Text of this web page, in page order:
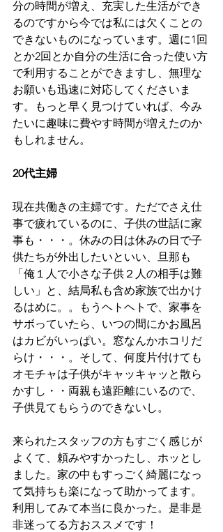
分の時間が増え、充実した生活ができ
るのですから今では私には欠くことの
できないものになっています。週に1回
とか2回とか自分の生活に合った使い方
で利用することができますし、無理な
お願いも迅速に対応してくださいま
す。もっと早く見つけていれば、今み
たいに趣味に費やす時間が増えたのか
もしれません。
20代主婦
現在共働きの主婦です。ただでさえ仕
事で疲れているのに、子供の世話に家
事も・・・。休みの日は休みの日で子
供たちが外出したいといい、旦那も
「俺１人で小さな子供２人の相手は難
しい」と、結局私も含め家族で出かけ
るはめに。。もうヘトヘトで、家事を
サボっていたら、いつの間にかお風呂
はカビがいっぱい。窓なんかホコリだ
らけ・・・。そして、何度片付けても
オモチャは子供がキャッキャッと散ら
かすし・・両親も遠距離にいるので、
子供見てもらうのできないし。
来られたスタッフの方もすごく感じが
よくて、頼みやすかったし、ホッとし
ました。家の中もすっごく綺麗になっ
て気持ちも楽になって助かってます。
利用してみて本当に良かった。是非是
非迷ってる方おススメです！